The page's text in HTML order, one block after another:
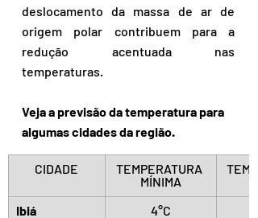
deslocamento da massa de ar de
origem polar contribuem para a
redução acentuada nas
temperaturas.
Veja a previsão da temperatura para
algumas cidades da região.
CIDADE
TEMPERATURA
MÍNIMA
Ibiá 4°C